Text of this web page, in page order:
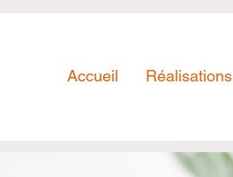
Accueil Réalisations